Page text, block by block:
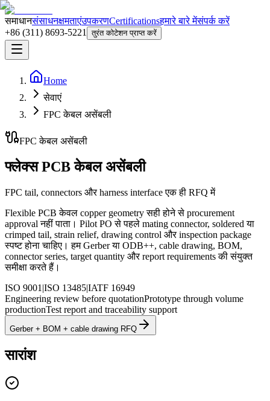
समाधानसंसाधनक्षमताएंउपकरणCertificationsहमारे बारे मेंसंपर्क करें
+86 (311) 8693-5221
तुरंत कोटेशन प्राप्त करें
Home
सेवाएं
FPC केबल असेंबली
FPC केबल असेंबली
फ्लेक्स PCB केबल असेंबली
FPC tail, connectors और harness interface एक ही RFQ में
Flexible PCB केवल copper geometry सही होने से procurement
approval नहीं पाता। Pilot PO से पहले mating connector, soldered या
crimped tail, strain relief, drawing control और inspection package
स्पष्ट होना चाहिए। हम Gerber या ODB++, cable drawing, BOM,
connector series, target quantity और report requirements की संयुक्त
समीक्षा करते हैं।
ISO 9001 |ISO 13485|IATF 16949
Engineering review before quotationPrototype through volume
productionTest report and traceability support
Gerber + BOM + cable drawing RFQ
सारांश